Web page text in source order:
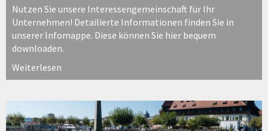
Nutzen Sie unsere Interessengemeinschaft für Ihr
Unternehmen! Detailierte Informationen finden Sie in
unserer Infomappe. Diese können Sie hier bequem
downloaden.
Weiterlesen